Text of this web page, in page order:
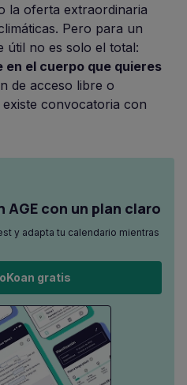
la oferta extraordinaria
Pero para un
útil no es solo el total:
en el cuerpo que quieres
de acceso libre o
convocatoria con
con un plan claro
y adapta tu calendario mientras
gratis